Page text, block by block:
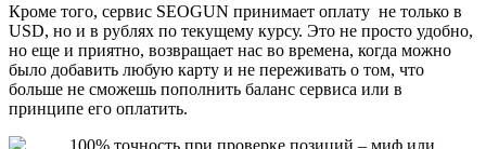
Кроме того, сервис SEOGUN принимает оплату не только в
USD, но и в рублях по текущему курсу. Это не просто удобно,
но еще и приятно, возвращает нас во времена, когда можно
было добавить любую карту и не переживать о том, что
больше не сможешь пополнить баланс сервиса или в
принципе его оплатить.